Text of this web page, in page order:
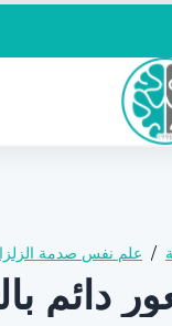
/ علم نفس صدمة
دائم